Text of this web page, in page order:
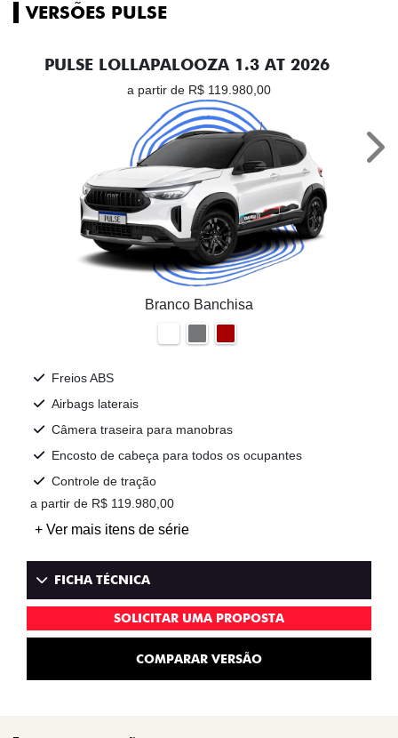
VERSÕES PULSE
PULSE LOLLAPALOOZA 1.3 AT 2026
a partir de R$ 119.980,00
Branco Banchisa
Freios ABS
Airbags laterais
Câmera traseira para manobras
Encosto de cabeça para todos os ocupantes
Controle de tração
a partir de R$ 119.980,00
+ Ver mais itens de série
FICHA TÉCNICA
SOLICITAR UMA PROPOSTA
COMPARAR VERSÃO